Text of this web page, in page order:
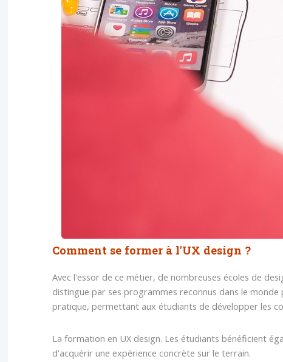
Comment se former à l'UX design ?
Avec l'essor de ce métier, de nombreuses écoles de
distingue par ses programmes reconnus dans le
pratique, permettant aux étudiants de développer les
La formation en UX design. Les étudiants bénéficient
d'acquérir une expérience concrète sur le terrain.